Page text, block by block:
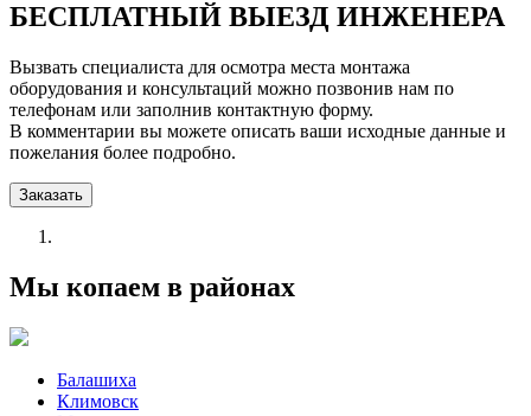
БЕСПЛАТНЫЙ ВЫЕЗД ИНЖЕНЕРА
Вызвать специалиста для осмотра места монтажа
оборудования и консультаций можно позвонив нам по
телефонам или заполнив контактную форму.
В комментарии вы можете описать ваши исходные данные и
пожелания более подробно.
Заказать
Мы копаем в районах
Балашиха
Климовск